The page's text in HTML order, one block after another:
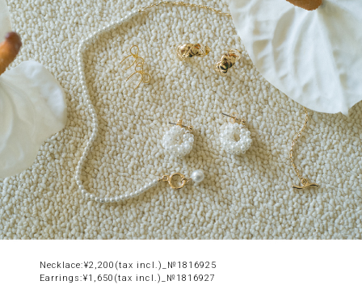
Necklace:¥2,200(tax incl.)_№1816925
Earrings:¥1,650(tax incl.)_№1816927